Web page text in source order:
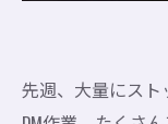
先週、大量にス